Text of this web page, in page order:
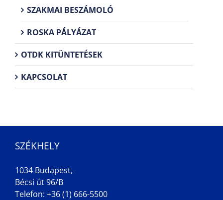
SZAKMAI BESZÁMOLÓ
ROSKA PÁLYÁZAT
OTDK KITÜNTETÉSEK
KAPCSOLAT
SZÉKHELY
1034 Budapest,
Bécsi út 96/B
Telefon: +36 (1) 666-5500